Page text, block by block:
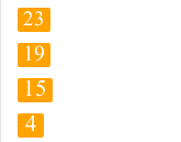
23
19
15
4